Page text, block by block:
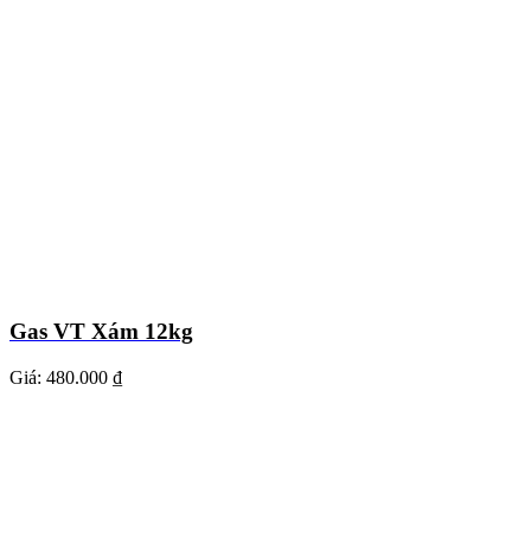
Gas VT Xám 12kg
Giá: 480.000 ₫